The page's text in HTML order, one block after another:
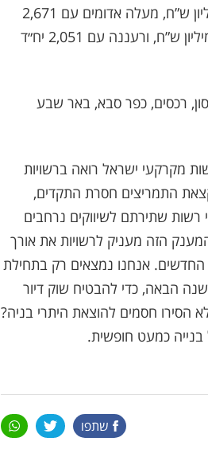
תקבל כ־31.7 מיליון ש”ח, פתח תקווה עם 3,148 יח״ד תקבל כ־23.6 מיליון ש”ח, מעלה אדומים עם 2,671
יח״ד תקבל כ־23.6 מיליון ש”ח, הרצליה עם 2,115 יח״ד תקבל כ־14.6 מיליון ש”ח, ורעננה עם 2,051 יח״ד
רכסים, כפר סבא, באר שבע
מקרקעי ישראל רואה ברשויות
התמריצים חסרת התקדים,
כי רשות שתירתם לשיווקים נרחבים
הזה מעניק לרשויות את אורך
החדשים. אנחנו נמצאים רק בתחילת
הבאה, כדי להבטיח שוק דיור
הסירו חסמים להוצאת היתרי בניה?
כמעט חופשית.
שתפו